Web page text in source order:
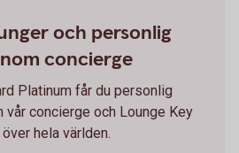
och personlig
concierge
Platinum får du personlig
vår concierge och Lounge Key
hela världen.